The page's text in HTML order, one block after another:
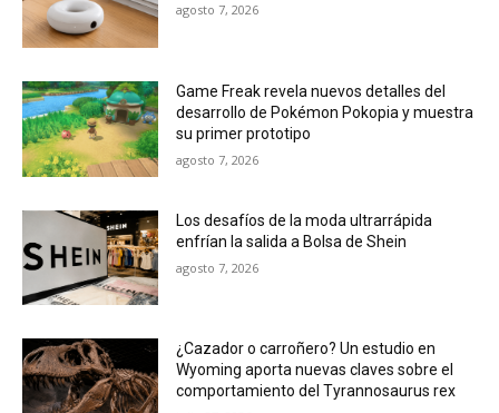
agosto 7, 2026
Game Freak revela nuevos detalles del
desarrollo de Pokémon Pokopia y muestra
su primer prototipo
agosto 7, 2026
Los desafíos de la moda ultrarrápida
enfrían la salida a Bolsa de Shein
agosto 7, 2026
¿Cazador o carroñero? Un estudio en
Wyoming aporta nuevas claves sobre el
comportamiento del Tyrannosaurus rex